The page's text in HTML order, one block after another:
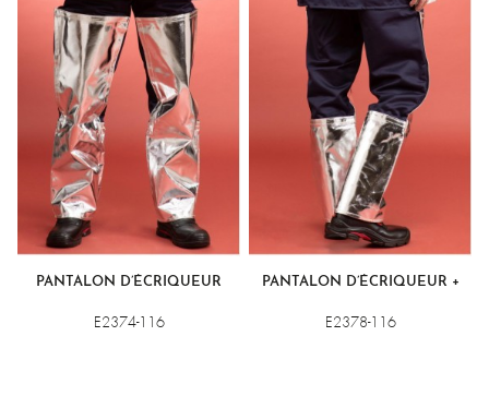
PANTALON D’ÉCRIQUEUR
E2374-116
PANTALON D’ÉCRIQUEUR +
E2378-116